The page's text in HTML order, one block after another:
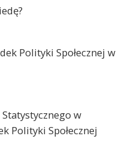
Polityki Społecznej w
w
Polityki Społecznej